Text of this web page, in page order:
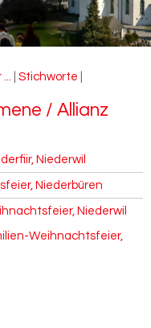
Stichworte
/ Al­li­anz
Niederwil
Niederbüren
Niederwil
Weihnachtsfeier,